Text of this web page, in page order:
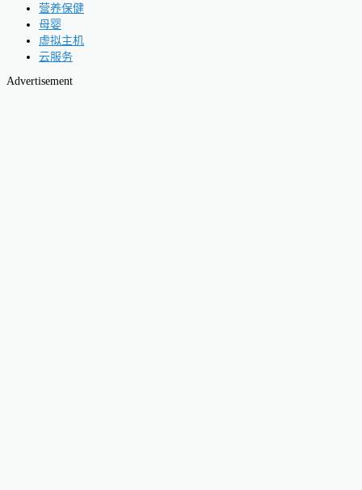
营养保健
母婴
虚拟主机
云服务
Advertisement